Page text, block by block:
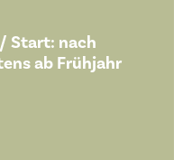
Start: nach
ab Frühjahr